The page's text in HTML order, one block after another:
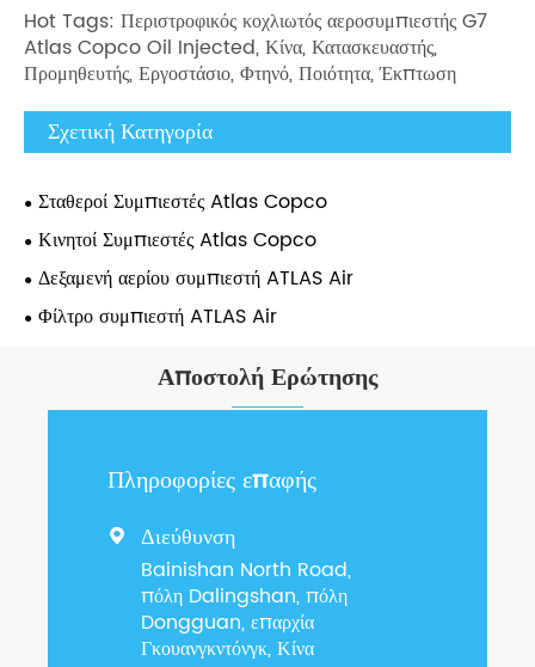
Hot Tags: Περιστροφικός κοχλιωτός αεροσυμπιεστής G7
Atlas Copco Oil Injected, Κίνα, Κατασκευαστής,
Προμηθευτής, Εργοστάσιο, Φτηνό, Ποιότητα, Έκπτωση
Σχετική Κατηγορία
Σταθεροί Συμπιεστές Atlas Copco
Κινητοί Συμπιεστές Atlas Copco
Δεξαμενή αερίου συμπιεστή ATLAS Air
Φίλτρο συμπιεστή ATLAS Air
Αποστολή Ερώτησης
Πληροφορίες επαφής
 Διεύθυνση
Bainishan North Road,
πόλη Dalingshan, πόλη
Dongguan, επαρχία
Γκουανγκντόνγκ, Κίνα